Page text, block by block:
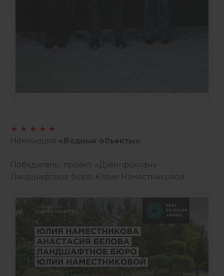
★ ★ ★ ★ ★
Номинация «Водные объекты»
Победитель: проект «Дзен-фонтан»
Ландшафтное бюро Юлии Наместниковой